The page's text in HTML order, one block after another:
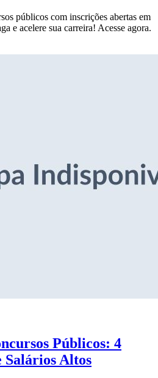
públicos com inscrições abertas em
e acelere sua carreira! Acesse agora.
Públicos: 4
Salários Altos